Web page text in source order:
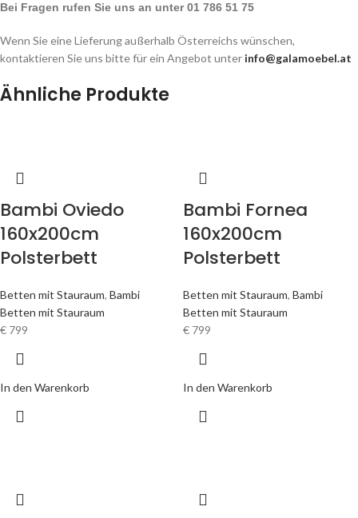
Bei Fragen rufen Sie uns an unter 01 786 51 75
Wenn Sie eine Lieferung außerhalb Österreichs wünschen,
kontaktieren Sie uns bitte für ein Angebot unter info@galamoebel.at
Ähnliche Produkte
Bambi Oviedo
160x200cm
Polsterbett
Betten mit Stauraum, Bambi
Betten mit Stauraum
€ 799
In den Warenkorb
Bambi Fornea
160x200cm
Polsterbett
Betten mit Stauraum, Bambi
Betten mit Stauraum
€ 799
In den Warenkorb